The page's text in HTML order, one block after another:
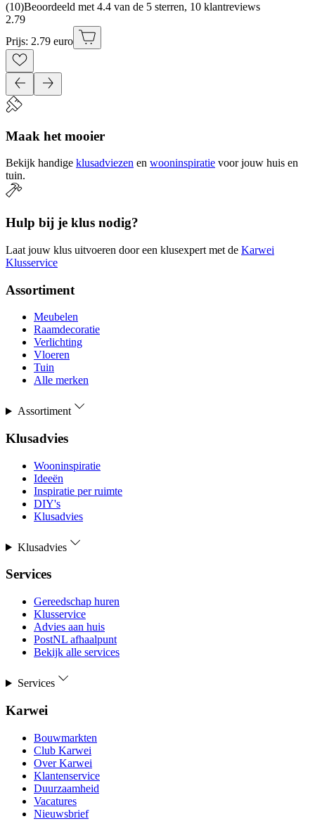
(10)Beoordeeld met 4.4 van de 5 sterren, 10 klantreviews
2.79
Prijs: 2.79 euro
Maak het mooier
Bekijk handige klusadviezen en wooninspiratie voor jouw huis en
tuin.
Hulp bij je klus nodig?
Laat jouw klus uitvoeren door een klusexpert met de Karwei
Klusservice
Assortiment
Meubelen
Raamdecoratie
Verlichting
Vloeren
Tuin
Alle merken
Assortiment
Klusadvies
Wooninspiratie
Ideeën
Inspiratie per ruimte
DIY's
Klusadvies
Klusadvies
Services
Gereedschap huren
Klusservice
Advies aan huis
PostNL afhaalpunt
Bekijk alle services
Services
Karwei
Bouwmarkten
Club Karwei
Over Karwei
Klantenservice
Duurzaamheid
Vacatures
Nieuwsbrief